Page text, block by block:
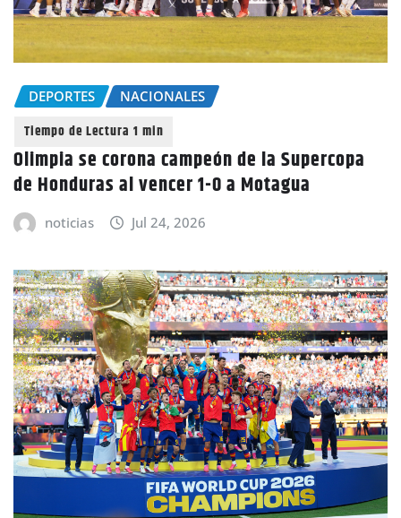
DEPORTES NACIONALES
Olimpia se corona campeón de la Supercopa
de Honduras al vencer 1-0 a Motagua
noticias Jul 24, 2026